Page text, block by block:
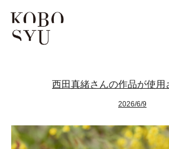
西田真緒さんの作品が使用
2026/6/9